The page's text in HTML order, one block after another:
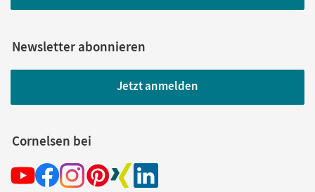
Newsletter abonnieren
Jetzt anmelden
Cornelsen bei